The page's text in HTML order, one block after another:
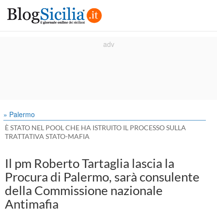
» Palermo
È STATO NEL POOL CHE HA ISTRUITO IL PROCESSO SULLA
TRATTATIVA STATO-MAFIA
Il pm Roberto Tartaglia lascia la
Procura di Palermo, sarà consulente
della Commissione nazionale
Antimafia